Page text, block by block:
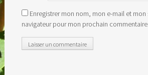
Enregistrer mon nom, mon e-mail et mon
navigateur pour mon prochain commentaire.